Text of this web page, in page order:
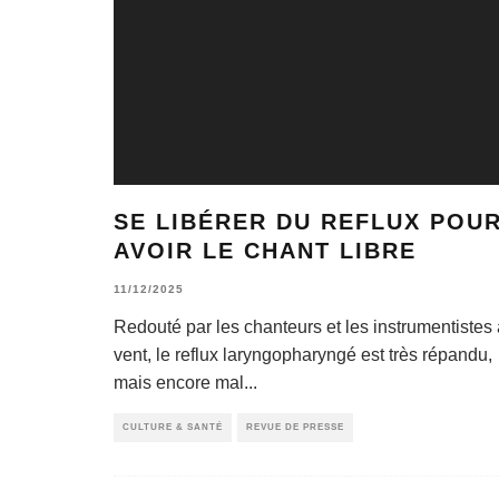
SE LIBÉRER DU REFLUX POUR
VOIR LE CHANT LIBRE
11/12/2025
Redouté par les chanteurs et les instrumentistes
vent, le reflux laryngopharyngé est très répandu,
mais encore mal ...
CULTURE & SANTÉ REVUE DE PRESSE